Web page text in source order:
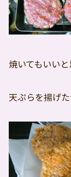
焼いてもいい
天ぷらを揚げ